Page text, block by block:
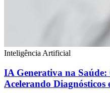
Inteligência Artificial
IA Generativa na
Acelerando